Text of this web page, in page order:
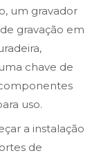
um gravador
gravação em
chave de
uso.
a instalação
de